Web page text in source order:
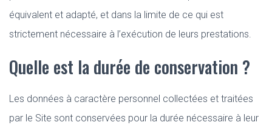
équivalent et adapté, et dans la limite de ce qui est
strictement nécessaire à l’exécution de leurs prestations.
Quelle est la durée de conservation ?
Les données à caractère personnel collectées et traitées
par le Site sont conservées pour la durée nécessaire à leur